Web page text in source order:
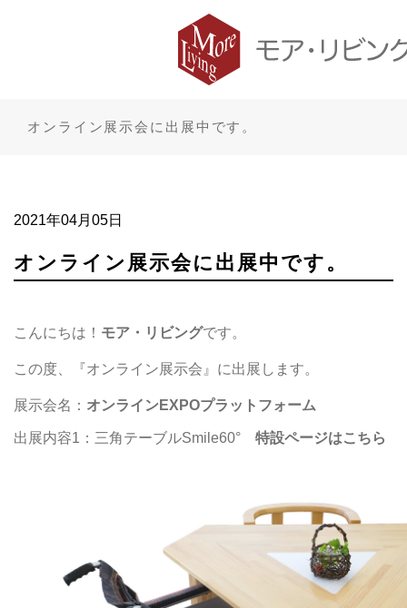
オンライン展示会に出展中です。
2021年04月05日
オンライン展示会に出展中です。
こんにちは！ モア・リビングです。
この度、『オンライン展示会』に出展します。
展示会名： オンラインEXPOプラットフォーム
出展内容1：三角テーブルSmile60° 特設ページはこちら